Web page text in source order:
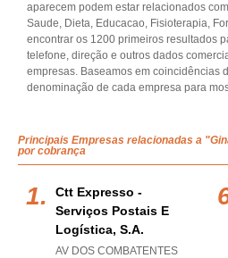
aparecem podem estar relacionados
Saude, Dieta, Educacao, Fisioterapia,
encontrar os 1200 primeiros resultados
telefone, direção e outros dados
empresas. Baseamos em coincidências
denominação de cada empresa para
Principais Empresas relacionadas a
por cobrança
Ctt Expresso -
Serviços Postais E
Logística, S.a.
AV DOS COMBATENTES